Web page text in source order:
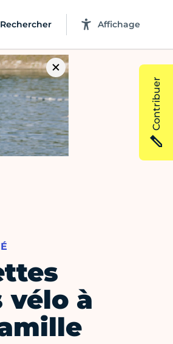
Rechercher Affichage
à
Contribuer